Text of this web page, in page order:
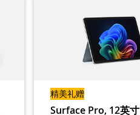
精美礼赠
Surface Pro, 12英寸